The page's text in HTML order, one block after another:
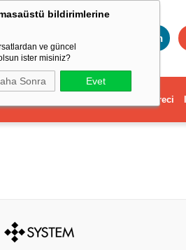
bildirimlerine
ve güncel
ister misiniz?
Sonra Evet
Toptan
Dekorasyon ve Ev Gereci